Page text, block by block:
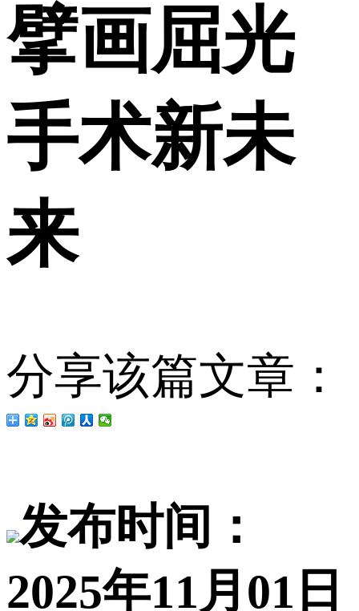
擘画屈光
手术新未
来
分享该篇文章：
发布时间：
2025年11月01日